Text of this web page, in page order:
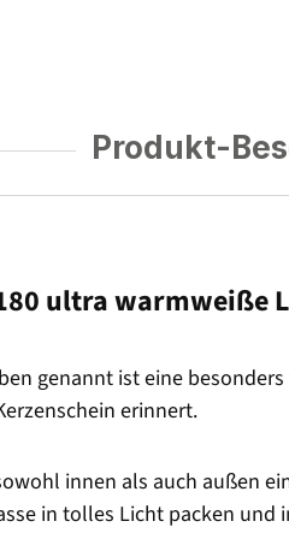
Produkt-
ultra
genannt ist eine
erinnert.
innen als auch außen
in tolles Licht packen